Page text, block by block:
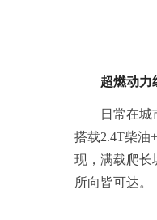
超燃动力
日常在
搭载2.4T柴油
现，满载爬长
所向皆可达。